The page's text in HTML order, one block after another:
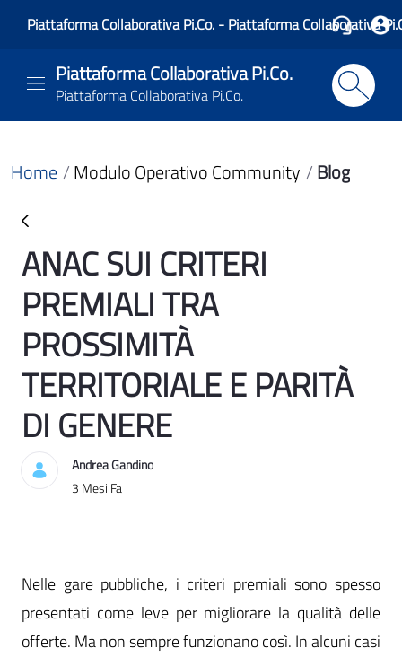
Piattaforma Collaborativa Pi.Co. - Piattaforma Collaborativa
Piattaforma Collaborativa Pi.Co.
Piattaforma Collaborativa Pi.Co.
Home Modulo Operativo Community Blog
Blog
ANAC SUI CRITERI
PREMIALI TRA
PROSSIMITÀ
TERRITORIALE E PARITÀ
DI GENERE
Andrea Gandino
Data di Pubblicazione
3 Mesi Fa
Nelle gare pubbliche, i criteri premiali sono spesso
presentati come leve per migliorare la qualità delle
offerte. Ma non sempre funzionano così. In alcuni casi